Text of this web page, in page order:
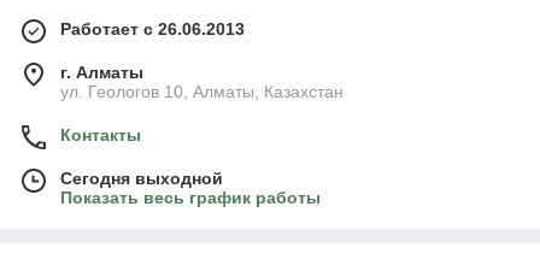
Работает с 26.06.2013
г. Алматы
ул. Геологов 10, Алматы, Казахстан
Контакты
Сегодня выходной
Показать весь график работы